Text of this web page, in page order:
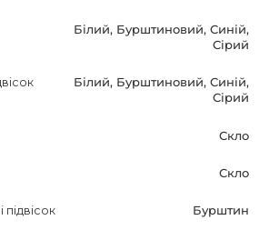
складає 12 місяців, що гарантує
продукту.
і простоту використання.
доповненням вашого інтер'єру і
PEBBLE WALL, щоб додати
Білий, Бурштиновий, Синій,
Сірий
Білий, Бурштиновий, Синій,
Сірий
Скло
Скло
підвісок Бурштин